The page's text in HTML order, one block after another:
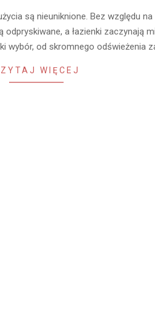
są nieuniknione. Bez względu
a łazienki zaczynają
wybór, od skromnego odświeżenia
WIĘCEJ